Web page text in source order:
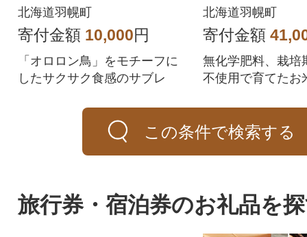
北海道羽幌町
寄付金額 10,000円
「オロロン鳥」をモチーフに
したサクサク食感のサブレ
【2510202】
北海道羽幌町
寄付金額
無化学肥料、栽培
不使用で育てたお
この条件で検索する
旅行券・宿泊券のお礼品を